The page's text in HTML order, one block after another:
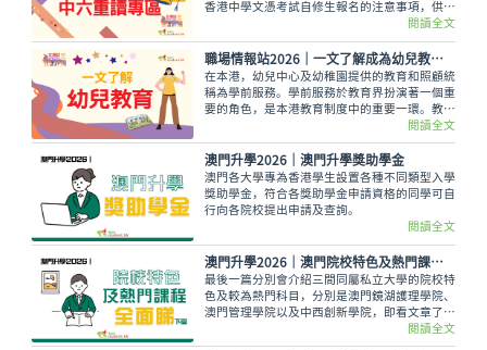
香港中學文憑考試自修生報名的注意事項，供同
學參考，同時可向老師或專業人士查詢，深思熟
慮自己是否適合走這條路！
閱讀全文
職場情報站2026｜一文了解成為幼兒教育工作者需具備的條件及最新薪酬
在本港，幼兒中心及幼稚園提供的教育和照顧統
稱為學前服務。學前服務於教育界扮演著一個重
要的角色，是本港教育制度中的重要一環。教育
統籌委員會亦強調「幼兒教育是為終身學習和全
人發展奠定基礎的重要階段」。從事幼兒教育的
工作者，更是擔當一個領導的角色，須把兒童的
需要與教學理論結合，為他們提供各式各樣的教
學服務
閱讀全文
澳門升學2026｜澳門升學獎助學金
澳門各大學專為香港學生設置各種不同類型入學
獎助學金，符合各獎助學金申請資格的同學可自
行向各院校提出申請及查詢。
閱讀全文
澳門升學2026｜澳門院校特色及熱門課程全面睇（下篇）
最後一篇分別會介紹三間同屬私立大學的院校特
色及較為熱門科目，分別是澳門鏡湖護理學院、
澳門管理學院以及中西創新學院，即看文章了解
閱讀全文